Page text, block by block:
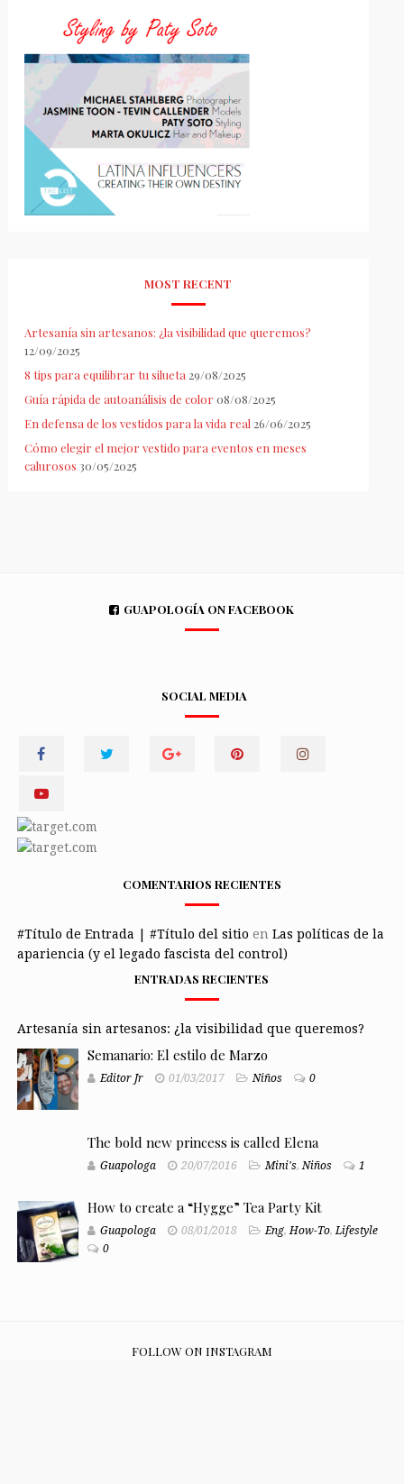
MOST RECENT
Artesanía sin artesanos: ¿la visibilidad que queremos?
12/09/2025
8 tips para equilibrar tu silueta 29/08/2025
Guía rápida de autoanálisis de color 08/08/2025
En defensa de los vestidos para la vida real 26/06/2025
Cómo elegir el mejor vestido para eventos en meses
calurosos 30/05/2025
GUAPOLOGÍA ON FACEBOOK
SOCIAL MEDIA
COMENTARIOS RECIENTES
#Título de Entrada | #Título del sitio en Las políticas de la
apariencia (y el legado fascista del control)
ENTRADAS RECIENTES
Artesanía sin artesanos: ¿la visibilidad que queremos?
Semanario: El estilo de Marzo
Editor Jr 01/03/2017 Niños 0
The bold new princess is called Elena
Guapologa 20/07/2016 Mini's,Niños 1
How to create a “Hygge” Tea Party Kit
Guapologa 08/01/2018 Eng,How-To,Lifestyle
0
FOLLOW ON INSTAGRAM